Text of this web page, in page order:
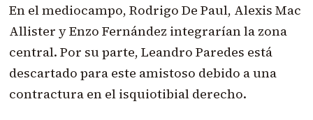
En el mediocampo, Rodrigo De Paul, Alexis Mac
Allister y Enzo Fernández integrarían la zona
central. Por su parte, Leandro Paredes está
descartado para este amistoso debido a una
contractura en el isquiotibial derecho.